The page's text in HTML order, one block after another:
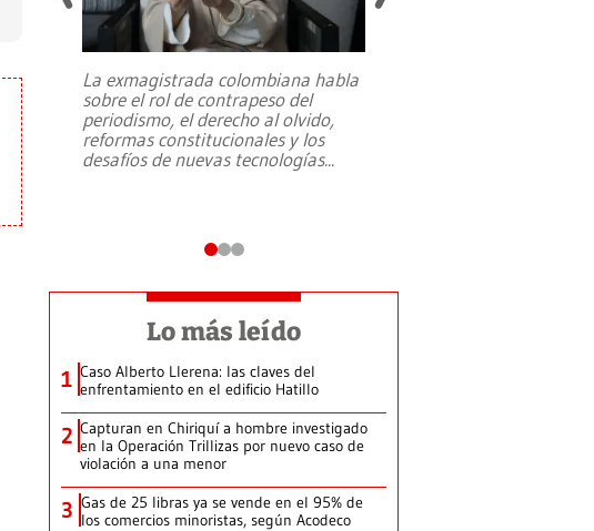
La exmagistrada colombiana habla
sobre el rol de contrapeso del
periodismo, el derecho al olvido,
reformas constitucionales y los
desafíos de nuevas tecnologías...
Lo más leído
1 Caso Alberto Llerena: las claves del
enfrentamiento en el edificio Hatillo
2 Capturan en Chiriquí a hombre investigado
en la Operación Trillizas por nuevo caso de
violación a una menor
3 Gas de 25 libras ya se vende en el 95% de
los comercios minoristas, según Acodeco